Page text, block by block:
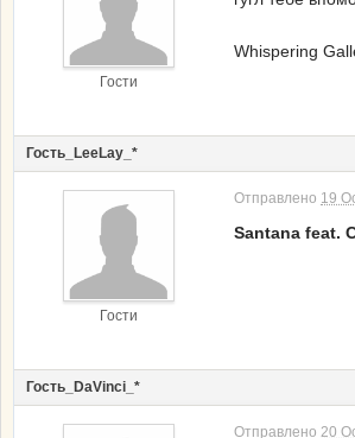
Гости
Whispering
Гость_LeeLay_*
Гости
Отправлено 19
Santana feat.
Гость_DaVinci_*
Отправлено 20